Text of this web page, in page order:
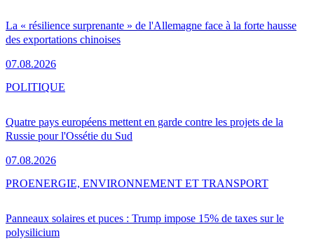
La « résilience surprenante » de l'Allemagne face à la forte hausse
des exportations chinoises
07.08.2026
Quatre pays européens mettent en garde contre les projets de la
Russie pour l'Ossétie du Sud
07.08.2026
POLITIQUE
Panneaux solaires et puces : Trump impose 15% de taxes sur le
polysilicium
PROENERGIE, ENVIRONNEMENT ET TRANSPORT